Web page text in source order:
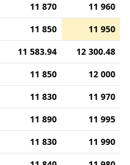
11 870
11 960
11 850
11 950
11 583.94
12 300.48
11 850
12 000
11 830
11 970
11 890
11 995
11 830
11 990